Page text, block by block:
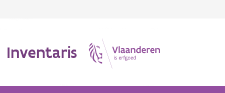
Inventaris